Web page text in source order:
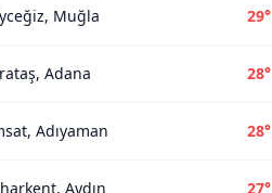
Muğla 29°
Adana 28°
Adıyaman 28°
Aydın 27°